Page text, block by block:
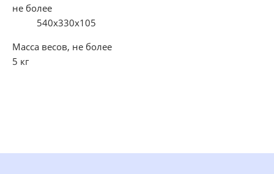
не более
540х330х105
Масса весов, не более
5 кг